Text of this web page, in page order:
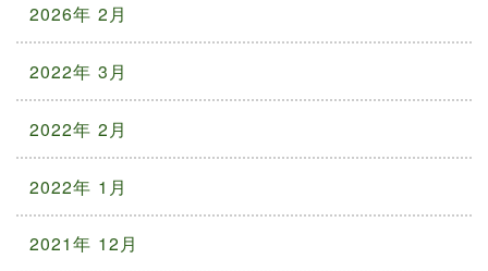
2026年 2月
2022年 3月
2022年 2月
2022年 1月
2021年 12月